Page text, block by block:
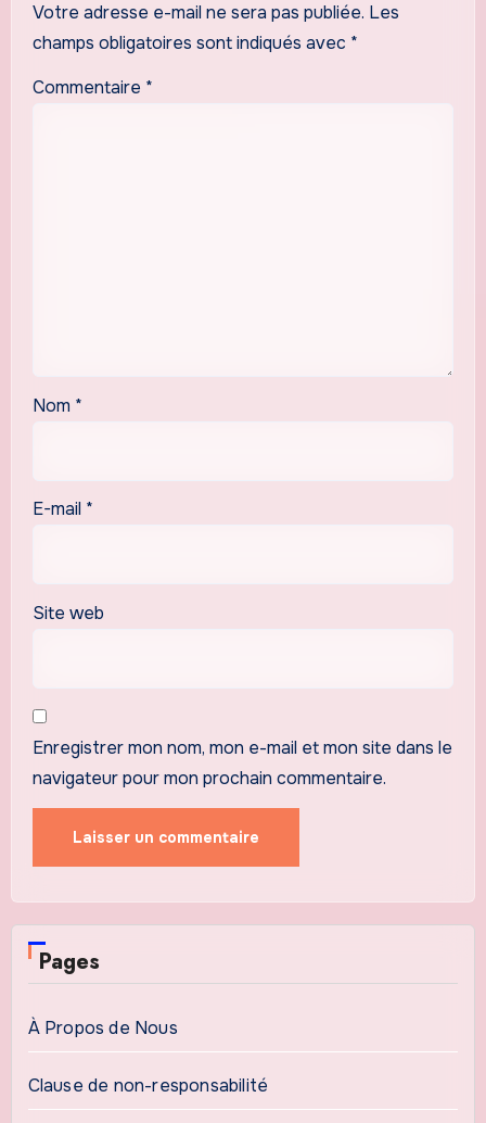
Votre adresse e-mail ne sera pas publiée. Les
champs obligatoires sont indiqués avec *
Commentaire *
Nom *
E-mail *
Site web
Enregistrer mon nom, mon e-mail et mon site dans le
navigateur pour mon prochain commentaire.
Pages
À Propos de Nous
Clause de non-responsabilité